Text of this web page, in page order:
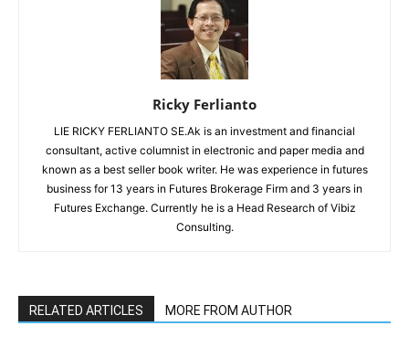
Ricky Ferlianto
LIE RICKY FERLIANTO SE.Ak is an investment and financial
consultant, active columnist in electronic and paper media and
known as a best seller book writer. He was experience in futures
business for 13 years in Futures Brokerage Firm and 3 years in
Futures Exchange. Currently he is a Head Research of Vibiz
Consulting.
RELATED ARTICLES MORE FROM AUTHOR